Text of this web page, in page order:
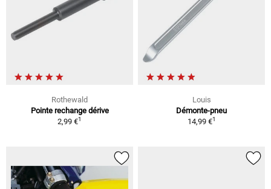
Rothewald
Pointe rechange dérive
2,99 €1
Louis
Démonte-pneu
14,99 €1